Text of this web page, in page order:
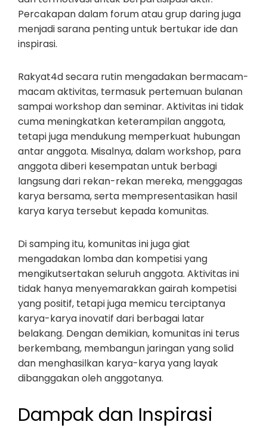
Percakapan dalam forum atau grup daring juga
menjadi sarana penting untuk bertukar ide dan
inspirasi.
Rakyat4d secara rutin mengadakan bermacam-
macam aktivitas, termasuk pertemuan bulanan
sampai workshop dan seminar. Aktivitas ini tidak
cuma meningkatkan keterampilan anggota,
tetapi juga mendukung memperkuat hubungan
antar anggota. Misalnya, dalam workshop, para
anggota diberi kesempatan untuk berbagi
langsung dari rekan-rekan mereka, menggagas
karya bersama, serta mempresentasikan hasil
karya karya tersebut kepada komunitas.
Di samping itu, komunitas ini juga giat
mengadakan lomba dan kompetisi yang
mengikutsertakan seluruh anggota. Aktivitas ini
tidak hanya menyemarakkan gairah kompetisi
yang positif, tetapi juga memicu terciptanya
karya-karya inovatif dari berbagai latar
belakang. Dengan demikian, komunitas ini terus
berkembang, membangun jaringan yang solid
dan menghasilkan karya-karya yang layak
dibanggakan oleh anggotanya.
Dampak dan Inspirasi